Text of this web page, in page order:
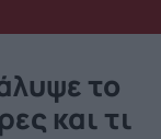
το
και τι